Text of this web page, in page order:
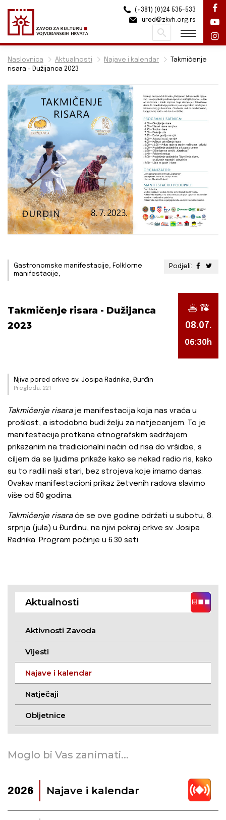
Naslovnica Aktualnosti Najave i kalendar
Takmičenje
risara - Dužijanca 2023
Podjeli:
Gastronomske manifestacije, Folklorne
manifestacije,
08.07.
06:30h
Takmičenje risara - Dužijanca
2023
Njiva pored crkve sv. Josipa Radnika, Đurđin
Pregleda: 221
Takmičenje risaraje manifestacija koja nas vraća u
prošlost, a istodobno budi želju za natjecanjem. To je
manifestacija protkana etnografskim sadržajem
prikazanim na tradicionalni način od risa do vršidbe, s
ciljem da se ljudima prikaže kako se nekad radio ris, kako
su to radili naši stari, bez strojeva koje imamo danas.
Ovakav manifestacioni prikaz žetvenih radova slavimo
više od 50 godina.
Takmičenje risaraće se ove godine održati u subotu, 8.
srpnja (jula) u Đurđinu, na njivi pokraj crkve sv. Josipa
Radnika. Program počinje u 6.30 sati.
Aktualnosti
Aktivnosti Zavoda
Vijesti
Najave i kalendar
Natječaji
Obljetnice
Moglo bi Vas zanimati...
2026 Najave i kalendar
(+381) (0)24 535-533
ured@zkvh.org.rs
Pretraži